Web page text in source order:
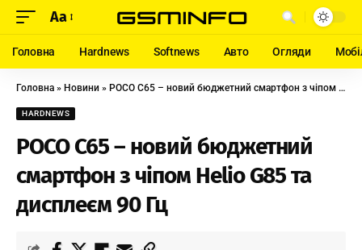
Aa
Головна Hardnews Softnews Авто Огляди
Головна » Новини » POCO C65 – новий бюджетний смартфон з чіпом Helio G85 та дисплеєм 90 Гц
HARDNEWS
POCO C65 – новий бюджетний
смартфон з чіпом Helio G85 та
дисплеєм 90 Гц